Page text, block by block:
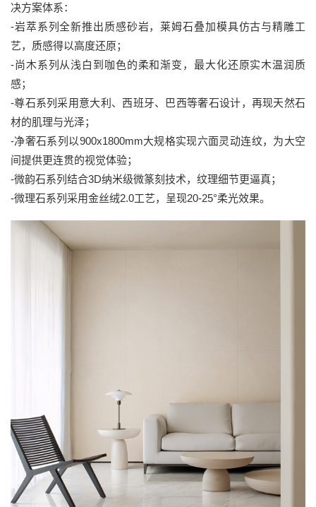
决方案体系：
-岩萃系列全新推出质感砂岩，莱姆石叠加模具仿古与精雕工
艺，质感得以高度还原；
-尚木系列从浅白到咖色的柔和渐变，最大化还原实木温润质
感；
-尊石系列采用意大利、西班牙、巴西等奢石设计，再现天然石
材的肌理与光泽；
-净奢石系列以900x1800mm大规格实现六面灵动连纹，为大空
间提供更连贯的视觉体验；
-微韵石系列结合3D纳米级微篆刻技术，纹理细节更逼真；
-微理石系列采用金丝绒2.0工艺，呈现20-25°柔光效果。